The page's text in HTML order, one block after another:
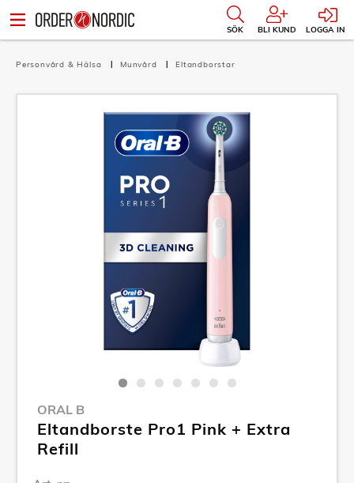
SÖK BLI KUND LOGGA IN
Personvård & Hälsa Munvård Eltandborstar
ORAL B
Eltandborste Pro1 Pink + Extra
Refill